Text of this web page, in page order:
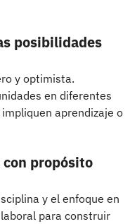
posibilidades
y optimista.
en diferentes
aprendizaje o
propósito
y el enfoque en
para construir